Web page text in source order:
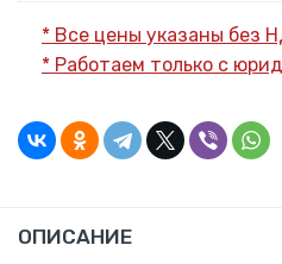
* Все цены указаны без
* Работаем только с
ОПИСАНИЕ